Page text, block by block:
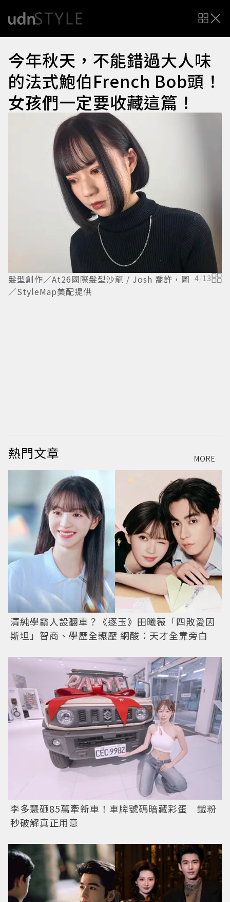
今年秋天，不能錯過大人味
的法式鮑伯French Bob頭！
女孩們一定要收藏這篇！
髮型創作／At26國際髮型沙龍 / Josh 喬許，圖
／StyleMap美配提供
4/13
熱門文章 MORE
清純學霸人設翻車？《逐玉》田曦薇「四敗愛因
斯坦」智商、學歷全輾壓 網酸：天才全靠旁白
李多慧砸85萬牽新車！車牌號碼暗藏彩蛋 鐵粉
秒破解真正用意